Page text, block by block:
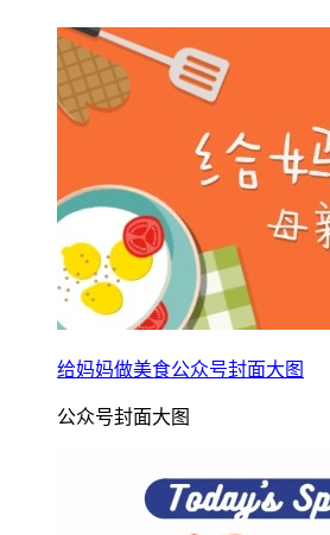
给妈妈做美食公众号封面大图
公众号封面大图